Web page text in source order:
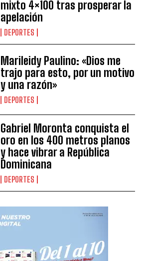
mixto 4×100 tras prosperar la
apelación
DEPORTES
Marileidy Paulino: «Dios me
trajo para esto, por un motivo
y una razón»
DEPORTES
Gabriel Moronta conquista el
oro en los 400 metros planos
y hace vibrar a República
Dominicana
DEPORTES